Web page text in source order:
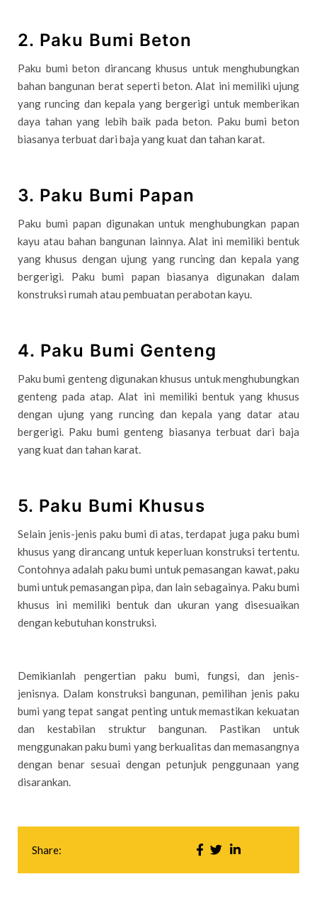
2. Paku Bumi Beton
Paku bumi beton dirancang khusus untuk menghubungkan
bahan bangunan berat seperti beton. Alat ini memiliki ujung
yang runcing dan kepala yang bergerigi untuk memberikan
daya tahan yang lebih baik pada beton. Paku bumi beton
biasanya terbuat dari baja yang kuat dan tahan karat.
3. Paku Bumi Papan
Paku bumi papan digunakan untuk menghubungkan papan
kayu atau bahan bangunan lainnya. Alat ini memiliki bentuk
yang khusus dengan ujung yang runcing dan kepala yang
bergerigi. Paku bumi papan biasanya digunakan dalam
konstruksi rumah atau pembuatan perabotan kayu.
4. Paku Bumi Genteng
Paku bumi genteng digunakan khusus untuk menghubungkan
genteng pada atap. Alat ini memiliki bentuk yang khusus
dengan ujung yang runcing dan kepala yang datar atau
bergerigi. Paku bumi genteng biasanya terbuat dari baja
yang kuat dan tahan karat.
5. Paku Bumi Khusus
Selain jenis-jenis paku bumi di atas, terdapat juga paku bumi
khusus yang dirancang untuk keperluan konstruksi tertentu.
Contohnya adalah paku bumi untuk pemasangan kawat, paku
bumi untuk pemasangan pipa, dan lain sebagainya. Paku bumi
khusus ini memiliki bentuk dan ukuran yang disesuaikan
dengan kebutuhan konstruksi.
Demikianlah pengertian paku bumi, fungsi, dan jenis-
jenisnya. Dalam konstruksi bangunan, pemilihan jenis paku
bumi yang tepat sangat penting untuk memastikan kekuatan
dan kestabilan struktur bangunan. Pastikan untuk
menggunakan paku bumi yang berkualitas dan memasangnya
dengan benar sesuai dengan petunjuk penggunaan yang
disarankan.
Share: